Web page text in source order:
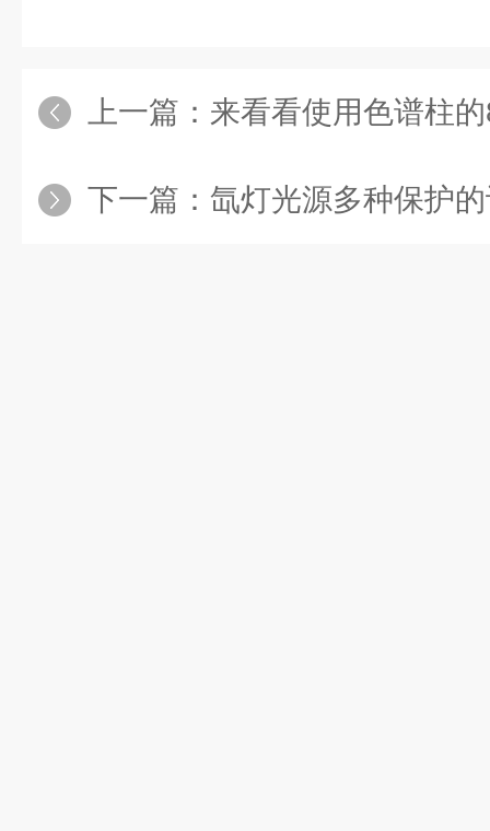
上一篇： 来看看使用色谱柱的8大
下一篇： 氙灯光源多种保护的